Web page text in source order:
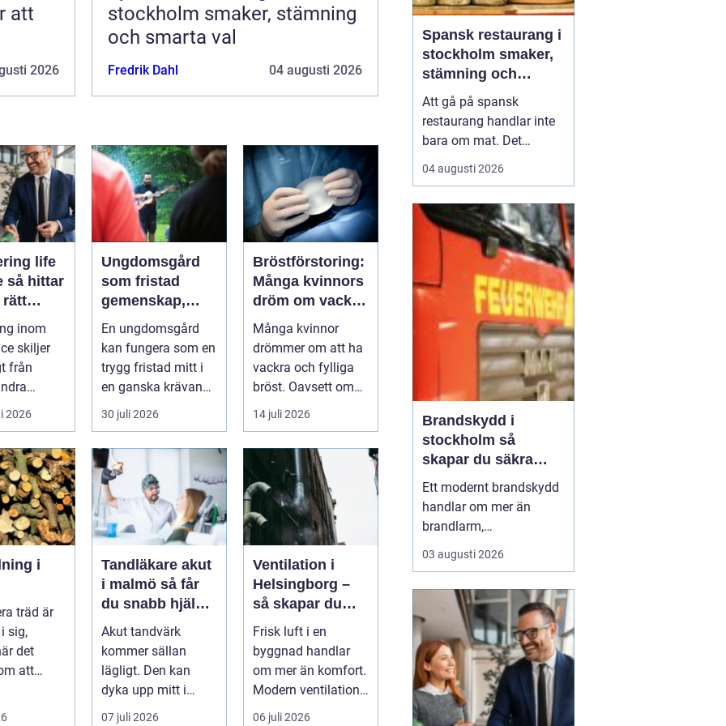
att
2026
stockholm smaker, stämning
och smarta val
Fredrik Dahl 04 augusti 2026
life
rätt
när
som
inom
skiljer
från
Här
2026
Ungdomsgård
som fristad
gemenskap,
trygghet och
växande
En ungdomsgård
kan fungera som en
trygg fristad mitt i
en ganska krävande
vardag. Skola,
sociala med...
30 juli 2026
Bröstförstoring:
Många kvinnors
dröm om vackra
bröst
Många kvinnor
drömmer om att ha
vackra och fylliga
bröst. Oavsett om
det är f&o...
14 juli 2026
i
träd är
sig,
det
att
Tandläkare akut
i malmö så får
du snabb hjälp
när tanden
krisar
Akut tandvärk
kommer sällan
lägligt. Den kan
dyka upp mitt i
natten, när du är på
07 juli 2026
Ventilation i
Helsingborg –
så skapar du
friskare
byggnader och
lägre
energikostnader
Frisk luft i en
byggnad handlar
om mer än komfort.
Modern ventilation
påverkar hälsa...
06 juli 2026
Spansk restaurang i
stockholm smaker,
stämning och
smarta val
Att gå på spansk
restaurang handlar inte
bara om mat. Det
handlar om värme, tid
tillsammans och en
aldrig tar slut. För
många som sökeren
spansk restaurang
stockholm är
upplevelsen lika vik...
04 augusti 2026
Brandskydd i
stockholm så
skapar du säkra
byggnader på riktigt
Ett modernt brandskydd
handlar om mer än
brandlarm,
utrymningsplaner och
röda brandsläckare på
fastighetsägare,
byggentreprenörer och
förvaltare i Stockholm är
helheten avgörande:
samspelet mellan aktivt
och passivt skydd, tydlig
ansvar...
03 augusti 2026